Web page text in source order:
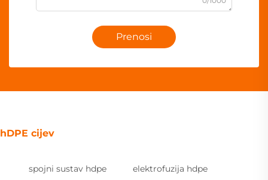
Prenosi
hDPE cijev
spojni sustav hdpe elektrofuzija hdpe